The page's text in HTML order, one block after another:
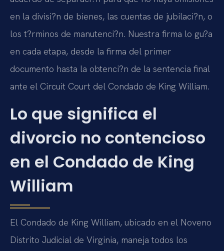
en la divisi?n de bienes, las cuentas de jubilaci?n, o
los t?rminos de manutenci?n. Nuestra firma lo gu?a
en cada etapa, desde la firma del primer
documento hasta la obtenci?n de la sentencia final
ante el Circuit Court del Condado de King William.
Lo que significa el
divorcio no contencioso
en el Condado de King
William
El Condado de King William, ubicado en el Noveno
Distrito Judicial de Virginia, maneja todos los